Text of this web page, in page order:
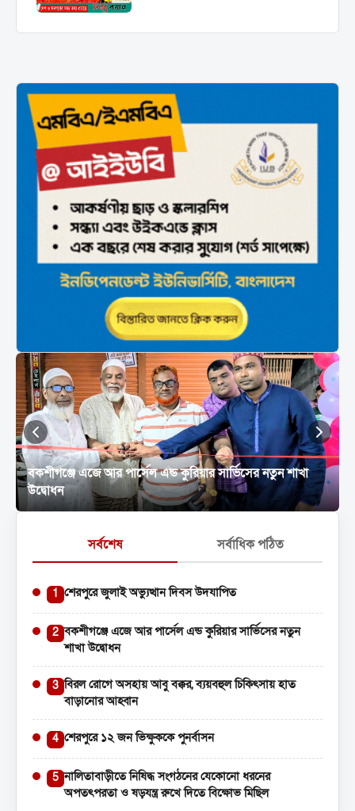
বকশীগঞ্জে এজে আর পার্সেল এন্ড কুরিয়ার সার্ভিসের নতুন শাখা
উদ্বোধন
বিরল রোগে অসহায় আবু বক্কর, ব্যয়বহুল চিকিৎসায় হাত বাড়ানোর
আহ্বান
সর্বশেষ সর্বাধিক পঠিত
1 শেরপুরে জুলাই অভ্যুত্থান দিবস উদযাপিত
2 বকশীগঞ্জে এজে আর পার্সেল এন্ড কুরিয়ার সার্ভিসের নতুন
শাখা উদ্বোধন
3 বিরল রোগে অসহায় আবু বক্কর, ব্যয়বহুল চিকিৎসায় হাত
বাড়ানোর আহ্বান
4 শেরপুরে ১২ জন ভিক্ষুককে পুনর্বাসন
5 নালিতাবাড়ীতে নিষিদ্ধ সংগঠনের যেকোনো ধরনের
অপতৎপরতা ও ষড়যন্ত্র রুখে দিতে বিক্ষোভ মিছিল